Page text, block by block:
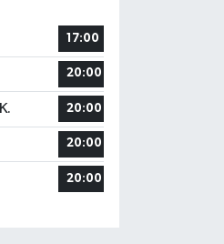
17:00
20:00
20:00
20:00
20:00